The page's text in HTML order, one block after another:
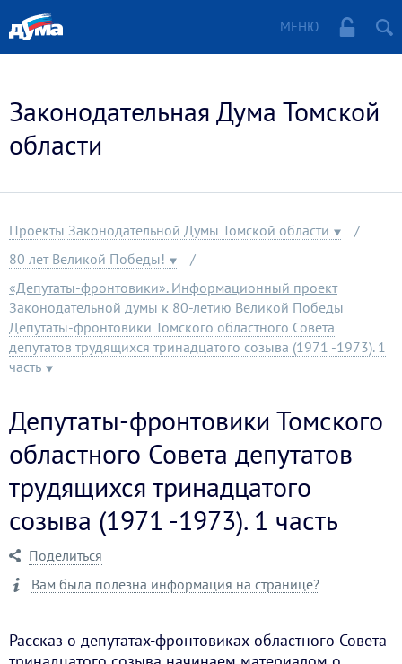
МЕНЮ
Законодательная Дума Томской
области
Проекты Законодательной Думы Томской области
80 лет Великой Победы!
«Депутаты-фронтовики». Информационный проект
Законодательной думы к 80-летию Великой Победы
Депутаты-фронтовики Томского областного Совета
депутатов трудящихся тринадцатого созыва (1971 -1973). 1
часть
Депутаты-фронтовики Томского
областного Совета депутатов
трудящихся тринадцатого
созыва (1971 -1973). 1 часть
Поделиться
Вам была полезна информация на странице?
Рассказ о депутатах-фронтовиках областного Совета